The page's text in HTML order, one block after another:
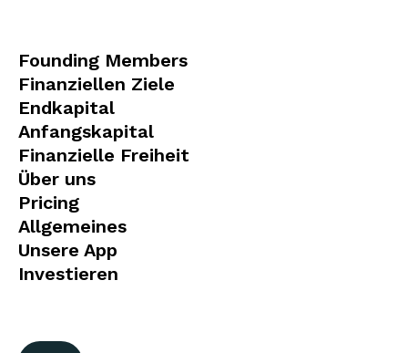
Founding Members
Finanziellen Ziele
Endkapital
Anfangskapital
Finanzielle Freiheit
Über uns
Pricing
Allgemeines
Unsere App
Investieren